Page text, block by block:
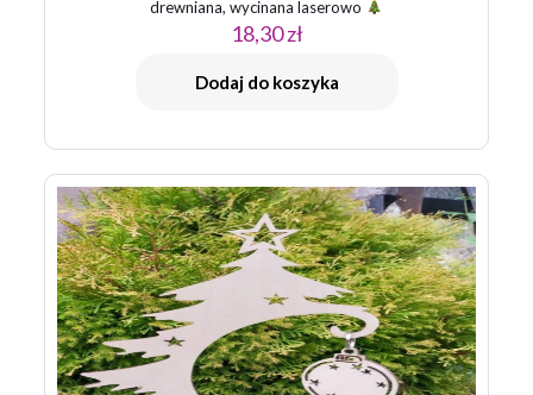
drewniana, wycinana laserowo
18,30zł
Dodaj do koszyka